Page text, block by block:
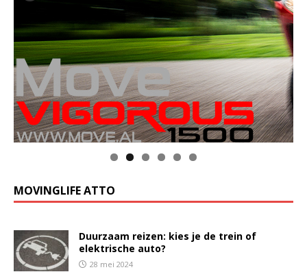
MOVINGLIFE ATTO
Duurzaam reizen: kies je de trein of
elektrische auto?
28 mei 2024